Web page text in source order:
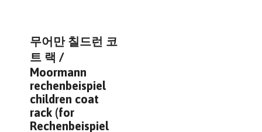
무어만 칠드런 코
트 랙 /
Moormann
rechenbeispiel
children coat
rack (for
Rechenbeispiel